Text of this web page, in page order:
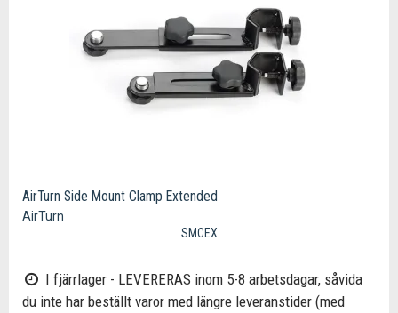
AirTurn Side Mount Clamp Extended
AirTurn
SMCEX
I fjärrlager - LEVERERAS inom 5-8 arbetsdagar, såvida
du inte har beställt varor med längre leveranstider (med